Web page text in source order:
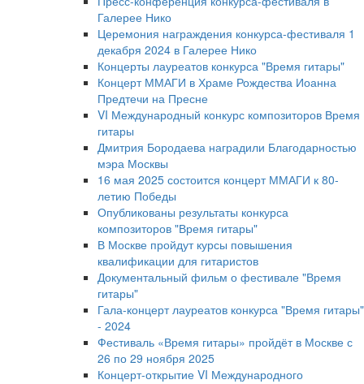
Галерее Нико
Церемония награждения конкурса-фестиваля 1
декабря 2024 в Галерее Нико
Концерты лауреатов конкурса "Время гитары"
Концерт ММАГИ в Храме Рождества Иоанна
Предтечи на Пресне
VI Международный конкурс композиторов Время
гитары
Дмитрия Бородаева наградили Благодарностью
мэра Москвы
16 мая 2025 состоится концерт ММАГИ к 80-
летию Победы
Опубликованы результаты конкурса
композиторов "Время гитары"
В Москве пройдут курсы повышения
квалификации для гитаристов
Документальный фильм о фестивале "Время
гитары"
Гала-концерт лауреатов конкурса "Время гитары"
- 2024
Фестиваль «Время гитары» пройдёт в Москве с
26 по 29 ноября 2025
Концерт-открытие VI Международного